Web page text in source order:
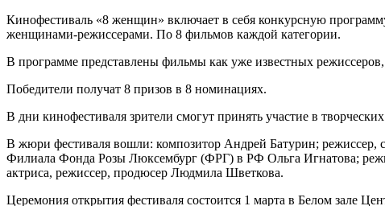
Кинофестиваль «8 женщин» включает в себя конкурсную
женщинами-режиссерами. По 8 фильмов каждой категории.
В программе представлены фильмы как уже известных
Победители получат 8 призов в 8 номинациях.
В дни кинофестиваля зрители смогут принять участие в
В жюри фестиваля вошли: композитор Андрей Батурин; режиссер,
Филиала Фонда Розы Люксембург (ФРГ) в РФ Ольга Игнатова;
актриса, режиссер, продюсер Людмила Шветкова.
Церемония открытия фестиваля состоится 1 марта в Белом зале